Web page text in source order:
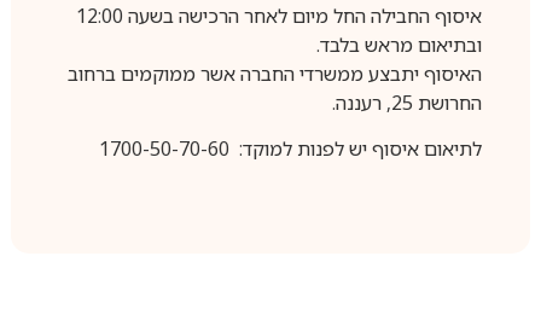
איסוף החבילה החל מיום לאחר הרכישה בשעה 12:00
ובתיאום מראש בלבד.
האיסוף יתבצע ממשרדי החברה אשר ממוקמים ברחוב
החרושת 25, רעננה.
לתיאום איסוף יש לפנות למוקד: 1700-50-70-60